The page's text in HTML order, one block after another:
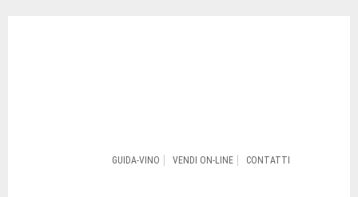
GUIDA-VINO VENDI ON-LINE CONTATTI